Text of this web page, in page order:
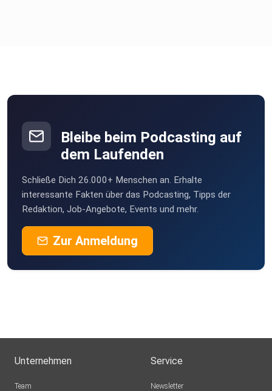
Bleibe beim Podcasting auf
dem Laufenden
Schließe Dich 26.000+ Menschen an. Erhalte
interessante Fakten über das Podcasting, Tipps der
Redaktion, Job-Angebote, Events und mehr.
Zur Anmeldung
Unternehmen
Team
Service
Newsletter